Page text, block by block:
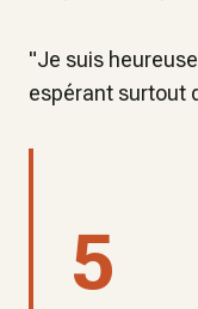
"Je suis
espérant surtout
5